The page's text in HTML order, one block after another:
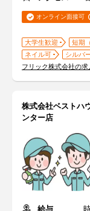
オンライン面接可
大学生歓迎 短期
ネイル可
シルバ
フリック株式会社の求
株式会社ベスト
ンター店
給与